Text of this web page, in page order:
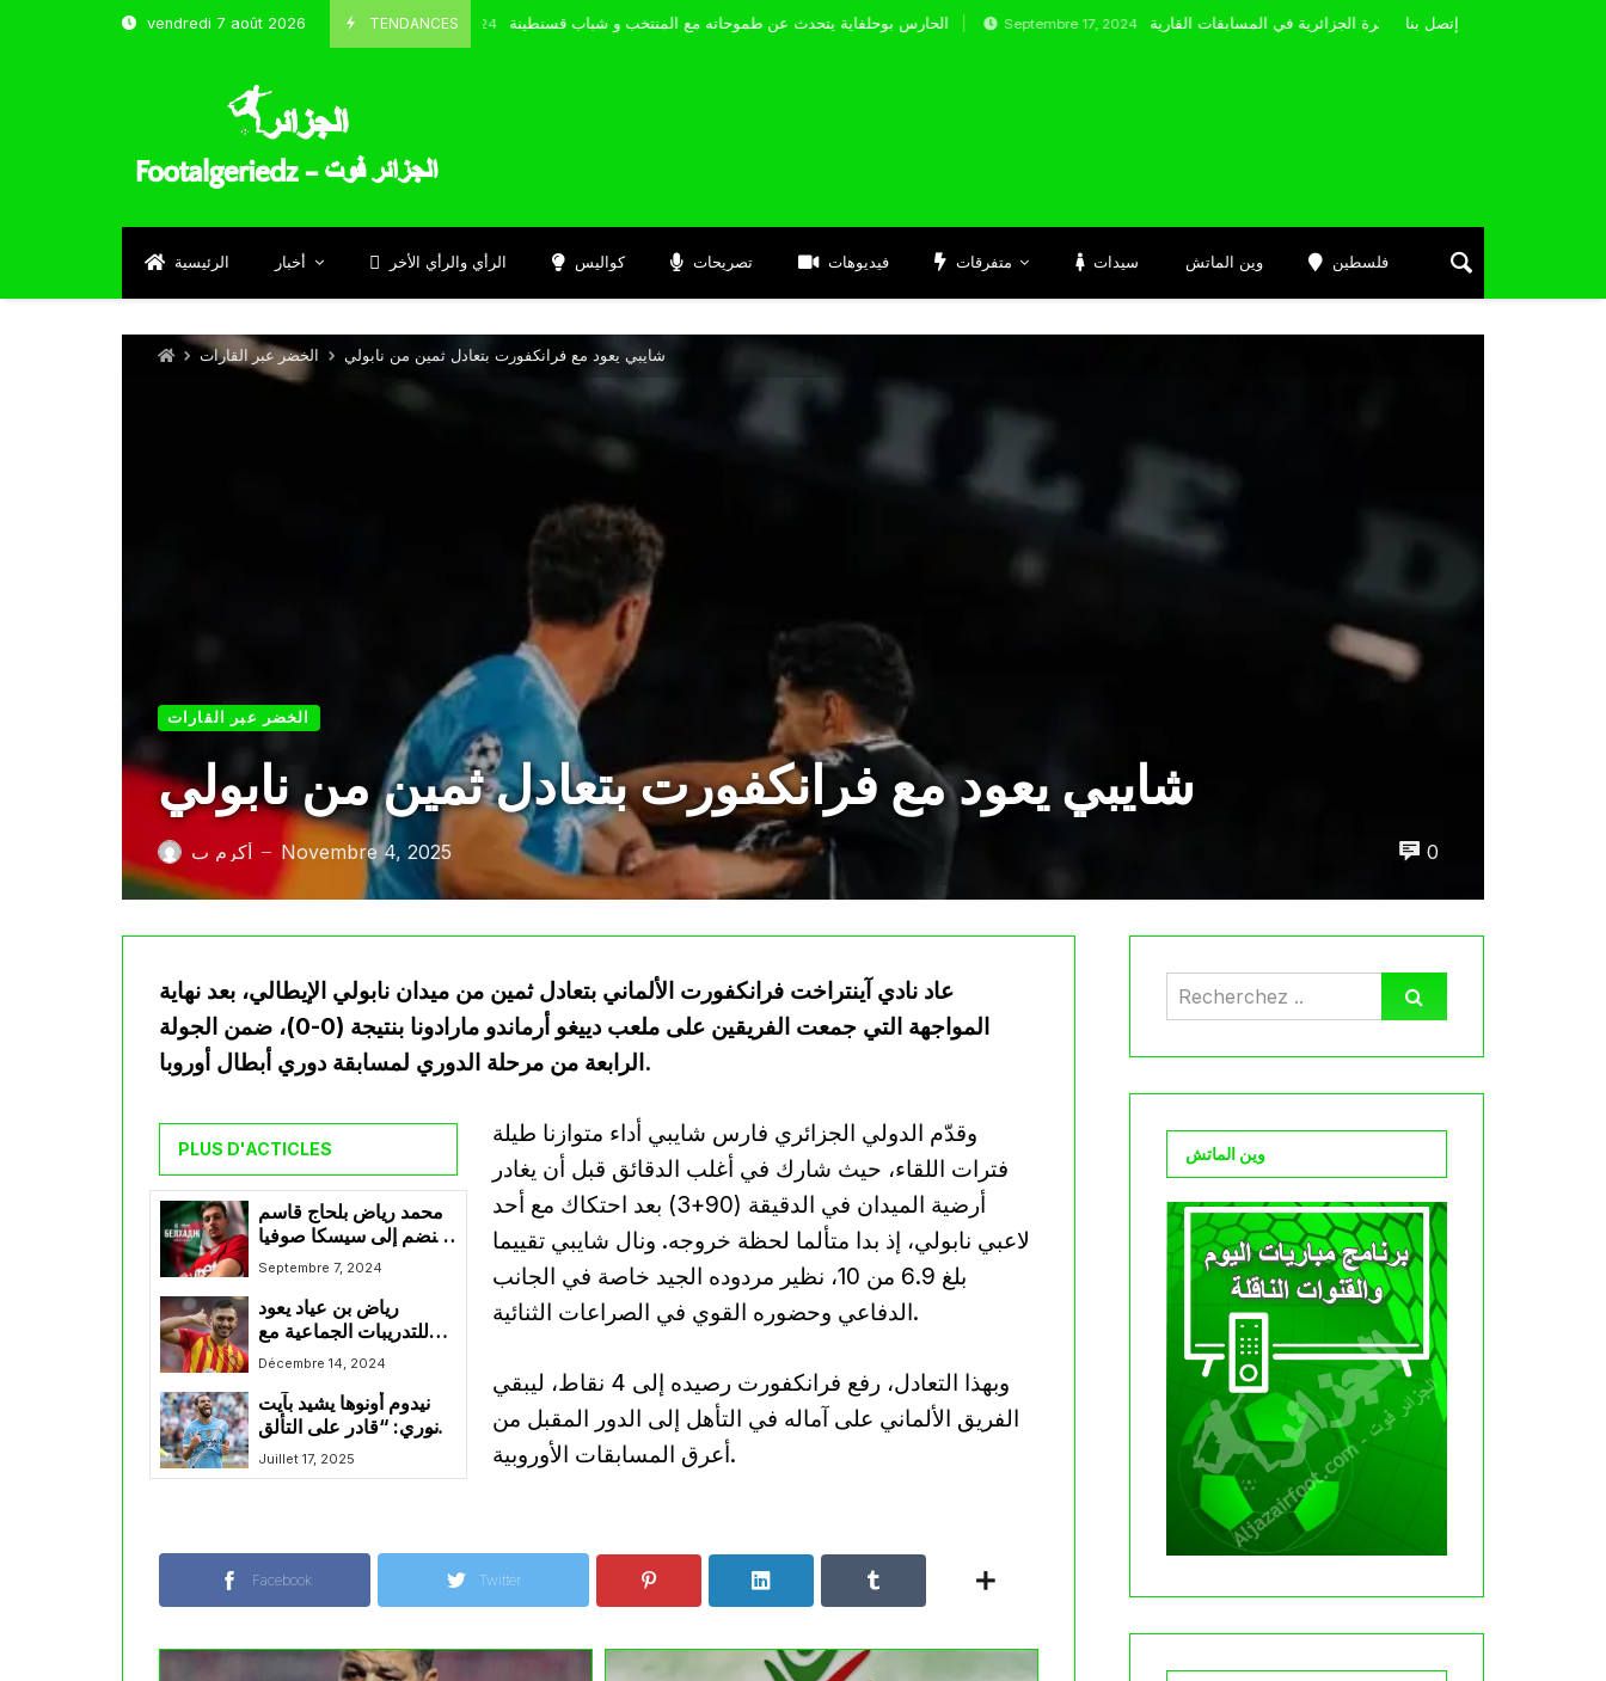
vendredi 7 août 2026 TENDANCES
Octobre 8, 2024 الحارس بوحلفاية يتحدث عن طموحاته مع المنتخب و شباب قسنطينة Septembre 17, 2024 إتصل بنا
الرئيسية أخبار الرأي والرأي الأخر كواليس تصريحات فيديوهات متفرقات سيدات وين الماتش فلسطين
الخضر عبر القارات شايبي يعود مع فرانكفورت بتعادل ثمين من نابولي
الخضر عبر القارات
شايبي يعود مع فرانكفورت بتعادل ثمين من نابولي
أكرم ب — Novembre 4, 2025 0
عاد نادي آينتراخت فرانكفورت الألماني بتعادل ثمين من ميدان نابولي الإيطالي، بعد نهاية
المواجهة التي جمعت الفريقين على ملعب دييغو أرماندو مارادونا بنتيجة (0-0)، ضمن الجولة
الرابعة من مرحلة الدوري لمسابقة دوري أبطال أوروبا.
PLUS D'ACTICLES
محمد رياض بلحاج قاسم
ينضم إلى سيسكا صوفيا
البلغاري
Septembre 7, 2024
رياض بن عياد يعود
للتدريبات الجماعية مع
الترجي التونسي بعد فترة
Décembre 14, 2024
نيدوم أونوها يشيد بآيت
نوري: “قادر على التألق
وصناعة الفارق في
مانشستر سيتي”
Juillet 17, 2025
وقدّم الدولي الجزائري فارس شايبي أداء متوازنا طيلة
فترات اللقاء، حيث شارك في أغلب الدقائق قبل أن يغادر
أرضية الميدان في الدقيقة (90+3) بعد احتكاك مع أحد
لاعبي نابولي، إذ بدا متألما لحظة خروجه. ونال شايبي تقييما
بلغ 6.9 من 10، نظير مردوده الجيد خاصة في الجانب
الدفاعي وحضوره القوي في الصراعات الثنائية.
وبهذا التعادل، رفع فرانكفورت رصيده إلى 4 نقاط، ليبقي
الفريق الألماني على آماله في التأهل إلى الدور المقبل من
أعرق المسابقات الأوروبية.
Facebook Twitter
وين الماتش